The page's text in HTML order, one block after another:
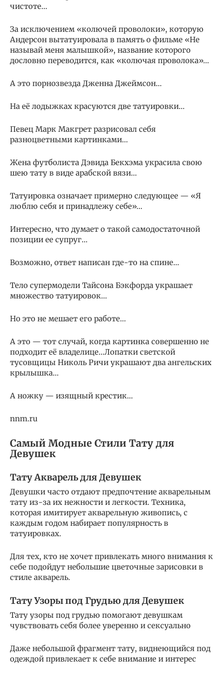
чистоте…
За исключением «колючей проволоки», которую
Андерсон вытатуировала в память о фильме «Не
называй меня малышкой», название которого
дословно переводится, как «колючая проволока»…
А это порнозвезда Дженна Джеймсон…
На её лодыжках красуются две татуировки…
Певец Марк Макгрет разрисовал себя
разноцветными картинками…
Жена футболиста Дэвида Бекхэма украсила свою
шею тату в виде арабской вязи…
Татуировка означает примерно следующее — «Я
люблю себя и принадлежу себе»…
Интересно, что думает о такой самодостаточной
позиции ее супруг…
Возможно, ответ написан где-то на спине…
Тело супермодели Тайсона Бэкфорда украшает
множество татуировок…
Но это не мешает его работе…
А это — тот случай, когда картинка совершенно не
подходит её владелице…Лопатки светской
тусовщицы Николь Ричи украшают два ангельских
крылышка…
А ножку — изящный крестик…
nnm.ru
Самый Модные Стили Тату для
Девушек
Тату Акварель для Девушек
Девушки часто отдают предпочтение акварельным
тату из-за их нежности и легкости. Техника,
которая имитирует акварельную живопись, с
каждым годом набирает популярность в
татуировках.
Для тех, кто не хочет привлекать много внимания к
себе подойдут небольшие цветочные зарисовки в
стиле акварель.
Тату Узоры под Грудью для Девушек
Тату узоры под грудью помогают девушкам
чувствовать себя более уверенно и сексуально
Даже небольшой фрагмент тату, виднеющийся под
одеждой привлекает к себе внимание и интерес